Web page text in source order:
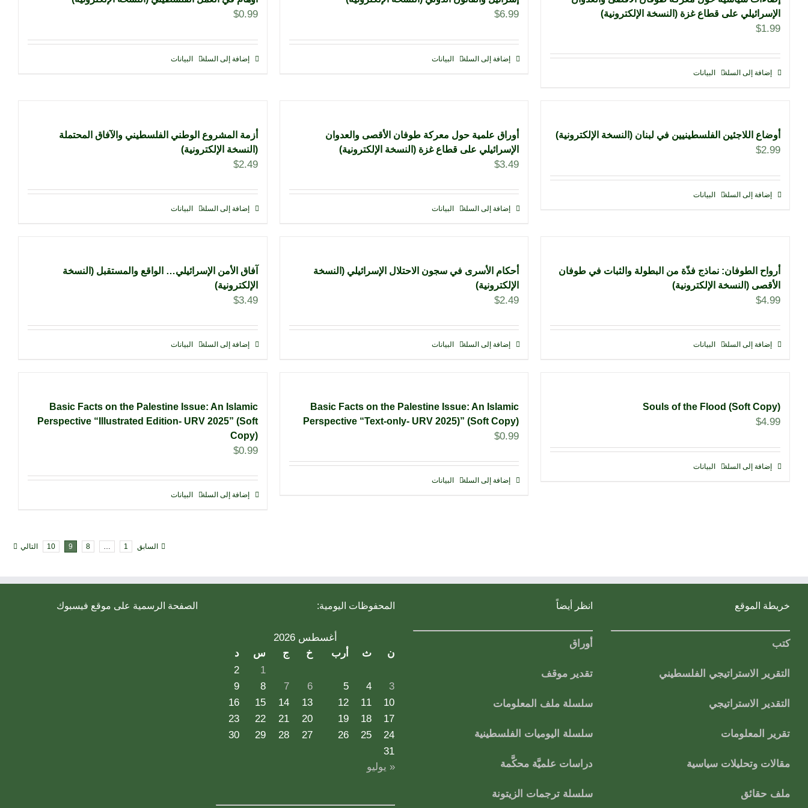
الإسرائيلي على قطاع غزة (النسخة الإلكترونية)
$1.99
إضافة إلى السلة البيانات
$6.99
إضافة إلى السلة البيانات
$0.99
إضافة إلى السلة البيانات
أوضاع اللاجئين الفلسطينيين في لبنان (النسخة الإلكترونية)
$2.99
إضافة إلى السلة البيانات
أوراق علمية حول معركة طوفان الأقصى والعدوان
الإسرائيلي على قطاع غزة (النسخة الإلكترونية)
$3.49
إضافة إلى السلة البيانات
أزمة المشروع الوطني الفلسطيني والآفاق المحتملة
(النسخة الإلكترونية)
$2.49
إضافة إلى السلة البيانات
أرواح الطوفان: نماذج فذّة من البطولة والثبات في طوفان
الأقصى (النسخة الإلكترونية)
$4.99
إضافة إلى السلة البيانات
أحكام الأسرى في سجون الاحتلال الإسرائيلي (النسخة
الإلكترونية)
$2.49
إضافة إلى السلة البيانات
آفاق الأمن الإسرائيلي… الواقع والمستقبل (النسخة
الإلكترونية)
$3.49
إضافة إلى السلة البيانات
Souls of the Flood (Soft Copy)
$4.99
إضافة إلى السلة البيانات
Basic Facts on the Palestine Issue: An Islamic
Perspective “Text-only- URV 2025)” (Soft Copy)
$0.99
إضافة إلى السلة البيانات
Basic Facts on the Palestine Issue: An Islamic
Perspective “Illustrated Edition- URV 2025” (Soft
Copy)
$0.99
إضافة إلى السلة البيانات
السابق 1
…
8
9
10 التالي
خريطة الموقع
كتب
التقرير الاستراتيجي الفلسطيني
التقدير الاستراتيجي
تقرير المعلومات
مقالات وتحليلات سياسية
ملف حقائق
انظر أيضاً
أوراق
تقدير موقف
سلسلة ملف المعلومات
سلسلة اليوميات الفلسطينية
دراسات علميَّة محكَّمة
سلسلة ترجمات الزيتونة
المحفوظات اليومية:
أغسطس 2026
ن
ث أرب خ ج س
د
1
2
3
4
5
6
7
8
9
10
11
12
13
14
15
16
17
18
19
20
21
22
23
24
25
26
27
28
29
30
31
« يوليو
الصفحة الرسمية على موقع فيسبوك